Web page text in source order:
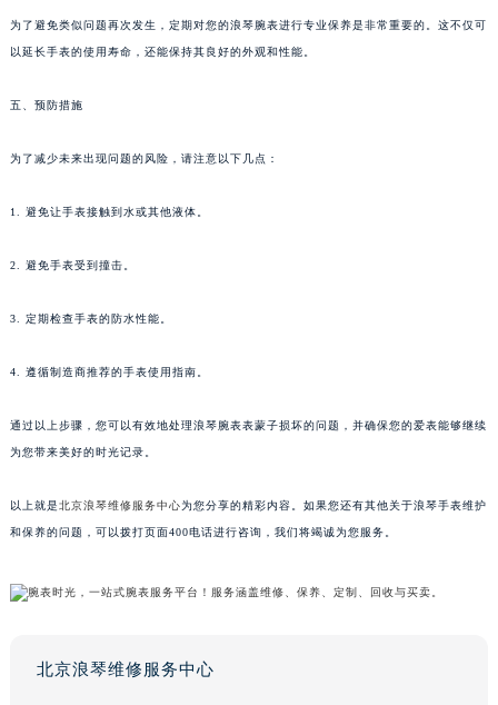
为了避免类似问题再次发生，定期对您的浪琴腕表进行专业保养是非常重要的。这不仅可
以延长手表的使用寿命，还能保持其良好的外观和性能。
五、预防措施
为了减少未来出现问题的风险，请注意以下几点：
1. 避免让手表接触到水或其他液体。
2. 避免手表受到撞击。
3. 定期检查手表的防水性能。
4. 遵循制造商推荐的手表使用指南。
通过以上步骤，您可以有效地处理浪琴腕表表蒙子损坏的问题，并确保您的爱表能够继续
为您带来美好的时光记录。
以上就是北京浪琴维修服务中心为您分享的精彩内容。如果您还有其他关于浪琴手表维护
和保养的问题，可以拨打页面400电话进行咨询，我们将竭诚为您服务。
北京浪琴维修服务中心